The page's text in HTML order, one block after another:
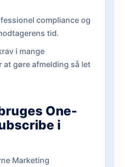
compliance og
tid.
i mange
at gøre afmelding så let
One-
i
Marketing